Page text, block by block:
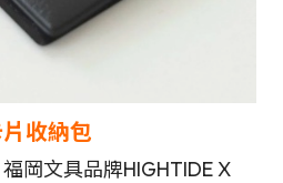
收納包
岡文具品牌HIGHTIDE X